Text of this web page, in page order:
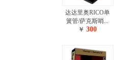
达达里奥RICO单
簧管/萨克斯哨...
￥ 300